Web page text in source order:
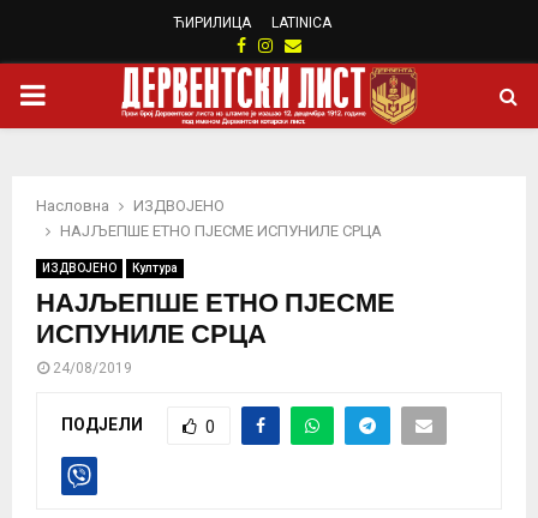
ЋИРИЛИЦА LATINICA
Facebook
Instagram
Email
PRIMARY
Насловна
ИЗДВОЈЕНО
НАЈЉЕПШЕ ЕТНО ПЈЕСМЕ ИСПУНИЛЕ СРЦА
ИЗДВОЈЕНО Култура
НАЈЉЕПШЕ ЕТНО ПЈЕСМЕ
ИСПУНИЛЕ СРЦА
24/08/2019
ПОДЈЕЛИ 0